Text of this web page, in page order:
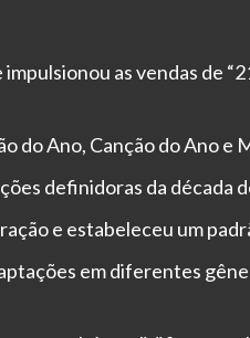
as vendas de
do Ano, Canção do Ano e
definidoras da década
e estabeleceu um
em diferentes